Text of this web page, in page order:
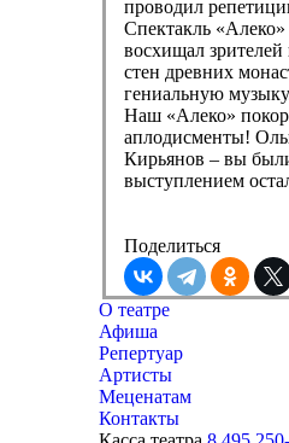
проводил
Спектакль
восхищал
стен древних
гениальную
Наш «Алеко»
аплодисменты!
Кирьянов – вы
выступлением
Поделиться
О театре
Афиша
Репертуар
Артисты
Меценатам
Контакты